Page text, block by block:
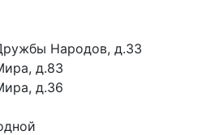
Народов, д.33
д.83
д.36